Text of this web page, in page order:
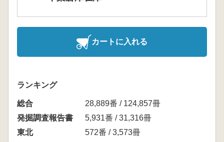
カートに入れる
ランキング
総合
28,889番 / 124,857冊
発掘調査報告書
5,931番 / 31,316冊
東北
572番 / 3,573冊